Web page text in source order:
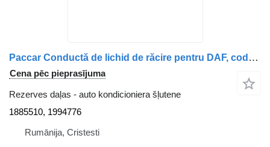
Paccar Conductă de lichid de răcire pentru DAF, coduri 1885510 și 19947 1885510, 1994776 auto kondicioniera šļutene paredzēts kravas automašīnas
Cena pēc pieprasījuma
Rezerves daļas - auto kondicioniera šļutene
1885510, 1994776
Rumānija, Cristesti